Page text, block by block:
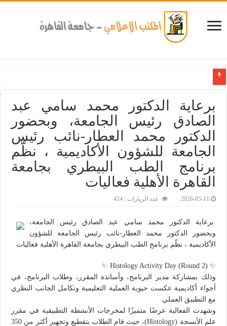
برعاية الدكتور محمد سامي عبد
الصادق رئيس الجامعة، وبحضور
الدكتور محمد العطار-نائب رئيس
الجامعة للشؤون الأكاديمية ، نظّم
برنامج الطب البيطري بجامعة
القاهرة الأهلية فعاليات
2026-05-11 عدد الزيارات : 414
برعاية الدكتور محمد سامي عبد الصادق رئيس الجامعة،
وبحضور الدكتور محمد العطار-نائب رئيس الجامعة للشؤون
الأكاديمية ، نظّم برنامج الطب البيطري بجامعة القاهرة الأهلية فعاليات
✨ Histology Activity Day (Round 2) ✨
وذلك بمشاركة مدير البرنامج، وأساتذة المقرر، وطلاب البرنامج، في
أجواء أكاديمية عكست حيوية العملية التعليمية وتكامل الجانب النظري
مع التطبيق العملي.
وشهدت الفعالية عرضًا متميزًا لمخرجات الأنشطة التطبيقية في مقرر
علم الأنسجة (Histology)، حيث قام الطلاب بتقطيع وتجهيز أكثر من 350